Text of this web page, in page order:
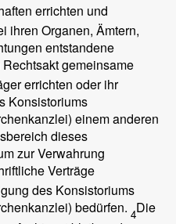
errichten und
ihren Organen, Ämtern,
entstandene
gemeinsame
errichten oder ihr
Konsistoriums
einem anderen
dieses
zur Verwahrung
Verträge
des Konsistoriums
bedürfen. 4Die